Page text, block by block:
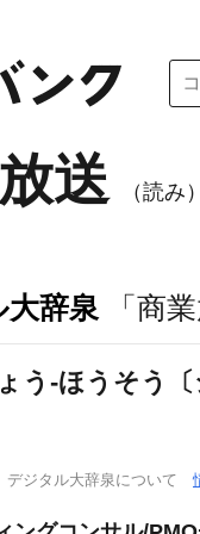
送 （読み
辞泉 「商
う‐ほうそう
デジタル大辞泉について